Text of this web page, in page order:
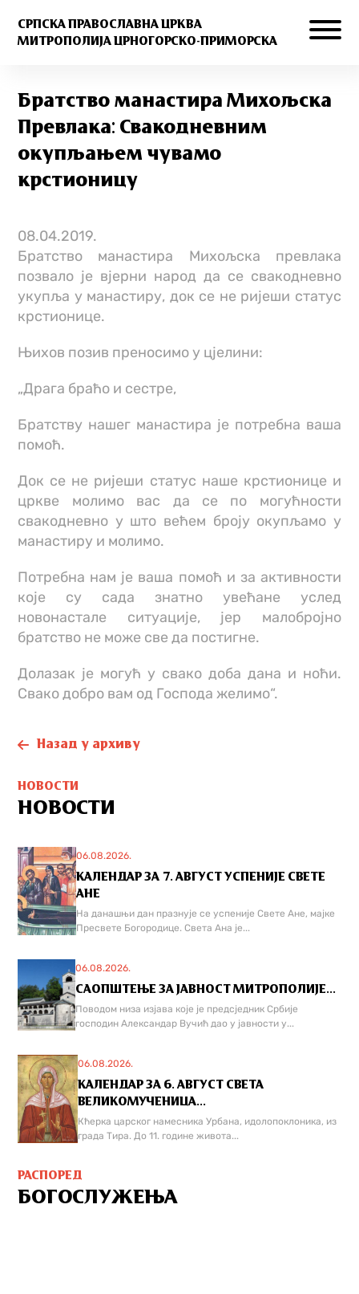
СРПСКА ПРАВОСЛАВНА ЦРКВА
МИТРОПОЛИЈА ЦРНОГОРСКО-ПРИМОРСКА
Братствo манастира Михољска
Превлака: Свакодневним
окупљањем чувамо
крстионицу
08.04.2019.
Братствo манастира Михољска превлака
позвало је вјерни народ да се свакодневно
укупља у манастиру, док се не ријеши статус
крстионице.
Њихов позив преносимо у цјелини:
„Драга браћо и сестре,
Братству нашег манастира је потребна ваша
помоћ.
Док се не ријеши статус наше крстионице и
цркве молимо вас да се по могућности
свакодневно у што већем броју окупљамо у
манастиру и молимо.
Потребна нам је ваша помоћ и за активности
које су сада знатно увећане услед
новонастале ситуације, јер малобројно
братство не може све да постигне.
Долазак је могућ у свако доба дана и ноћи.
Свако добро вам од Господа желимо“.
Назад у архиву
НОВОСТИ
НОВОСТИ
06.08.2026.
КАЛЕНДАР ЗА 7. АВГУСТ УСПЕНИЈЕ СВЕТЕ
АНЕ
На данашњи дан празнује се успеније Свете Ане, мајке
Пресвете Богородице. Света Ана је...
06.08.2026.
САОПШТЕЊЕ ЗА ЈАВНОСТ МИТРОПОЛИЈЕ...
Поводом низа изјава које је предсједник Србије
господин Александар Вучић дао у јавности у...
06.08.2026.
КАЛЕНДАР ЗА 6. АВГУСТ СВЕТА
ВЕЛИКОМУЧЕНИЦА...
Кћерка царског намесника Урбана, идолопоклоника, из
града Тира. До 11. године живота...
РАСПОРЕД
БОГОСЛУЖЕЊА